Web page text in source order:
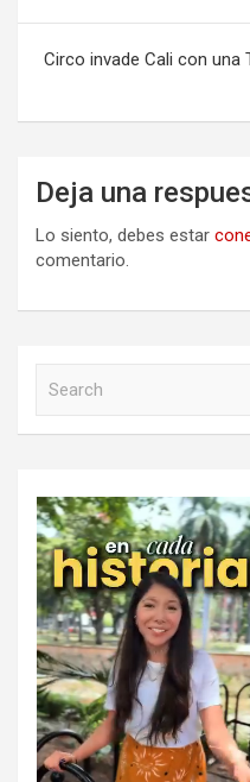
entradas
Circo invade Cali con una
Deja una
Lo siento, debes estar
comentario.
h